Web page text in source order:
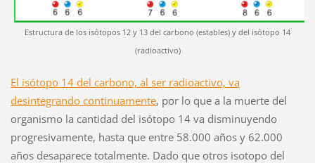
Estructura de los isótopos 12 y 13 del carbono (estables) y del isótopo 14
(radioactivo)
El isótopo 14 del carbono, al ser radioactivo, va
desintegrandocontinuamente, por lo que a la muerte del
organismo la cantidad del isótopo 14 va disminuyendo
progresivamente, hasta que entre 58.000 años y 62.000
años desaparece totalmente. Dado que otros isotopo del